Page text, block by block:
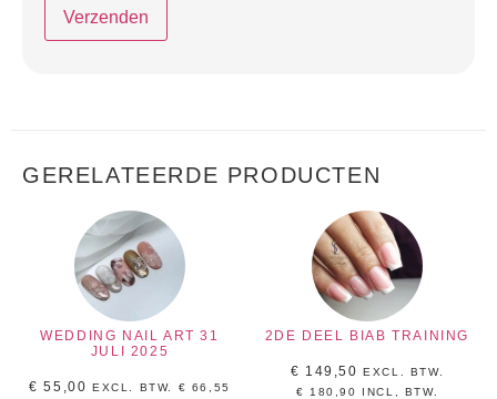
GERELATEERDE PRODUCTEN
WEDDING NAIL ART 31
JULI 2025
€ 55,00 EXCL. BTW. € 66,55
2DE DEEL BIAB TRAINING
€ 149,50 EXCL. BTW.
€
180,90 INCL, BTW.